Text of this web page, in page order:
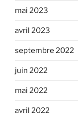
mai 2023
avril 2023
septembre 2022
juin 2022
mai 2022
avril 2022